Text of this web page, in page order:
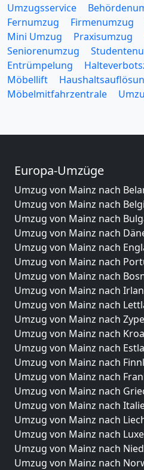
Umzugsservice
Fernumzug
Firmenumzug
Mini Umzug
Praxisumzug
Seniorenumzug
Entrümpelung
Möbellift
Möbelmitfahrzentrale
Europa-Umzüge
Umzug von Mainz nach
Umzug von Mainz nach
Umzug von Mainz nach
Umzug von Mainz nach
Umzug von Mainz nach
Umzug von Mainz nach
Umzug von Mainz nach
Umzug von Mainz nach
Umzug von Mainz nach
Umzug von Mainz nach
Umzug von Mainz nach
Umzug von Mainz nach
Umzug von Mainz nach
Umzug von Mainz nach
Umzug von Mainz nach
Umzug von Mainz nach
Umzug von Mainz nach
Umzug von Mainz nach
Umzug von Mainz nach
Umzug von Mainz nach